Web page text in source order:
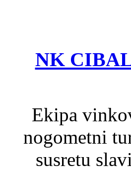
NK
Ekipa
nogometni
susretu